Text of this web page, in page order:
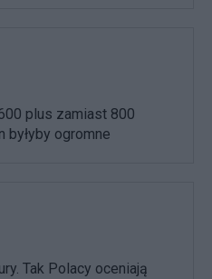
plus zamiast 800
byłyby ogromne
Tak Polacy oceniają